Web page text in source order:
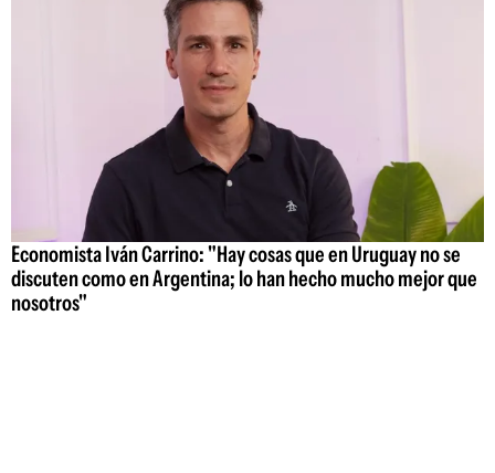
Economista Iván Carrino: "Hay cosas que en Uruguay no se
discuten como en Argentina; lo han hecho mucho mejor que
nosotros"